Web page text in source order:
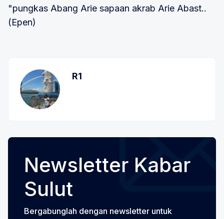
"pungkas Abang Arie sapaan akrab Arie Abast..
(Epen)
R1
Newsletter Kabar
Sulut
Bergabunglah dengan newsletter untuk